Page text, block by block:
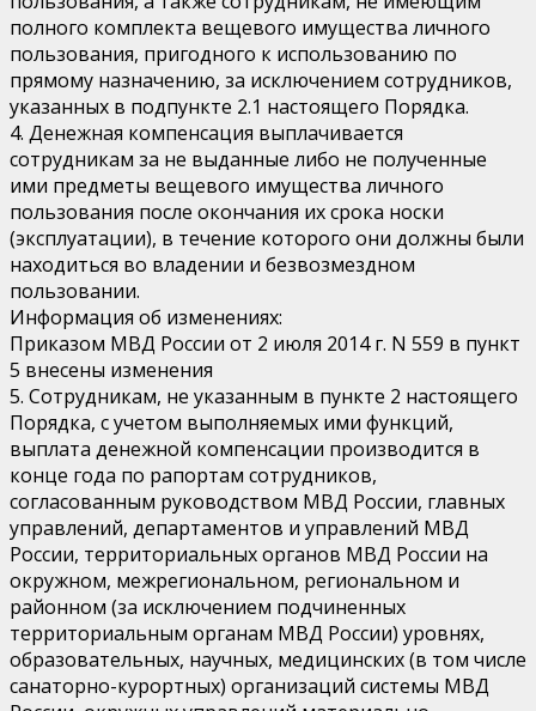
полного комплекта вещевого имущества личного
пользования, пригодного к использованию по
прямому назначению, за исключением сотрудников,
указанных в подпункте 2.1 настоящего Порядка.
4. Денежная компенсация выплачивается
сотрудникам за не выданные либо не полученные
ими предметы вещевого имущества личного
пользования после окончания их срока носки
(эксплуатации), в течение которого они должны были
находиться во владении и безвозмездном
пользовании.
Информация об изменениях:
Приказом МВД России от 2 июля 2014 г. N 559 в пункт
5 внесены изменения
5. Сотрудникам, не указанным в пункте 2 настоящего
Порядка, с учетом выполняемых ими функций,
выплата денежной компенсации производится в
конце года по рапортам сотрудников,
согласованным руководством МВД России, главных
управлений, департаментов и управлений МВД
России, территориальных органов МВД России на
окружном, межрегиональном, региональном и
районном (за исключением подчиненных
территориальным органам МВД России) уровнях,
образовательных, научных, медицинских (в том числе
санаторно-курортных) организаций системы МВД